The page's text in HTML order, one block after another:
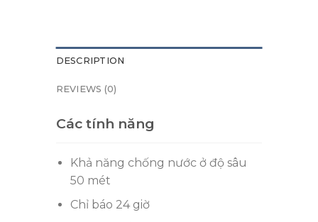
DESCRIPTION
REVIEWS (0)
Các tính năng
Khả năng chống nước ở độ sâu
50 mét
Chỉ báo 24 giờ